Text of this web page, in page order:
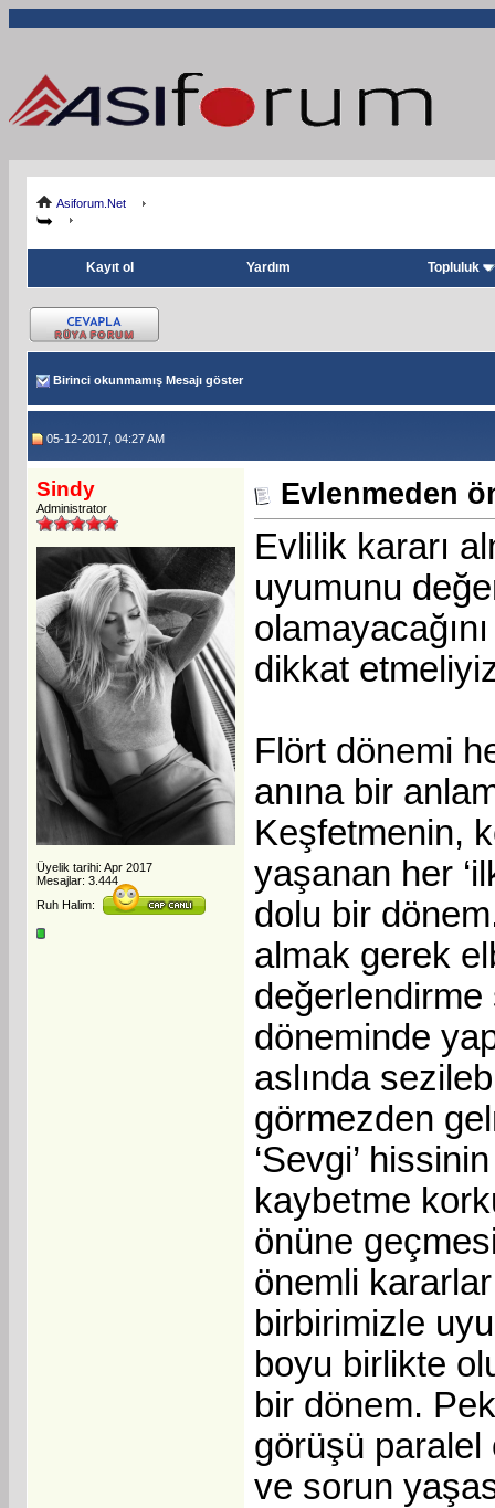
Asiforum.Net
Kayıt ol Yardım Topluluk
Birinci okunmamış Mesajı göster
05-12-2017, 04:27 AM
Sindy
Administrator
Üyelik tarihi: Apr 2017
Mesajlar: 3.444
Ruh Halim:
Evlenmeden
Evlilik kararı
uyumunu
dikkat
Flört dönemi
anına bir
Keşfetmenin,
yaşanan her
dolu bir
almak gerek
değerlendirme
döneminde
aslında
görmezden
‘Sevgi’
kaybetme
önüne
önemli
birbirimizle
boyu birlikte
bir dönem.
görüşü paralel
ve sorun